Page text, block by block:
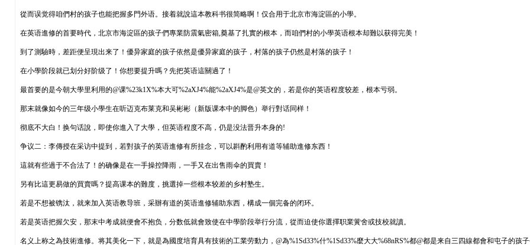
從而误觉得咱們村的孩子也能把握多門外语。接着就說這本教科书很简略啊！仅合用于北京市海淀區的小學。
在英语進修的首要時代，北京市海淀區的孩子們專業防震氣密箱,奠基了扎實的根本，而咱們村的小學英语根本却難以获得完美！
到了測驗時，差距便呈現出来了！優异家庭的孩子依然是優异家庭的孩子，村落的孩子仍然是村落的孩子！
在小學阶段就已划分好阶级了！你想要提升嗎？先把英语這關過了！
最首要的是今朝大學里利用的@课%23k1X%本大可%2aXJ4%能%2aXJ4%是@英文的，若是你的英语程度较差，根本亏弱。
那末就像如今的三年级小學生在听迈克布莱克和吴彬彬（新版课本中的脚色）举行對话同样！
彻底不大白！换句话說，即使你進入了大學，但英语程度不高，仍是没法晋升本身的!
争议二：李傳授在采访中提到，若對孩子的英语進修有所挂念，可以斟酌利用有道等辅助進修东西！
這就有些過于不合法了！的确像是在一手操控降雨，一手又在出售雨伞的買賣！
另有比這更易做的買賣嗎？提高课本的難度，挑選掉一些根本较差的乡村塾生。
若是不想被镌汰，就来加入英语教导班，采辦有道的英语進修辅助东西，構成一個完备的闭环。
若是英语把握欠安，那末中考成就便會不抱负，分数低就會致使在中學阶段举行分流，從而迫使你選擇职業黉舍或技校就讀。
名义上称之為技術進修。将其美化一下，就是為國度培育具有技術的工業劳動力，@為%1Sd33%什%1Sd33%麼大大%68nRS%都@都是来自三四線都會和屯子的孩